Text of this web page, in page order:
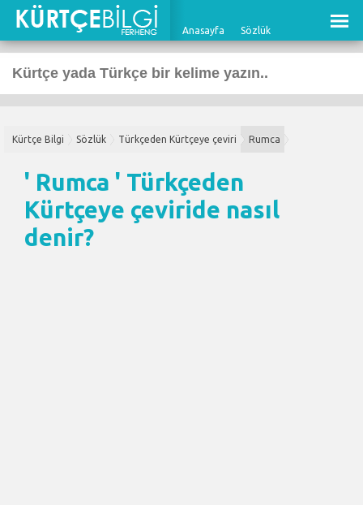
Anasayfa Sözlük
Kürtçe Bilgi Sözlük Türkçeden Kürtçeye çeviri Rumca
' Rumca ' Türkçeden
Kürtçeye çeviride nasıl
denir?